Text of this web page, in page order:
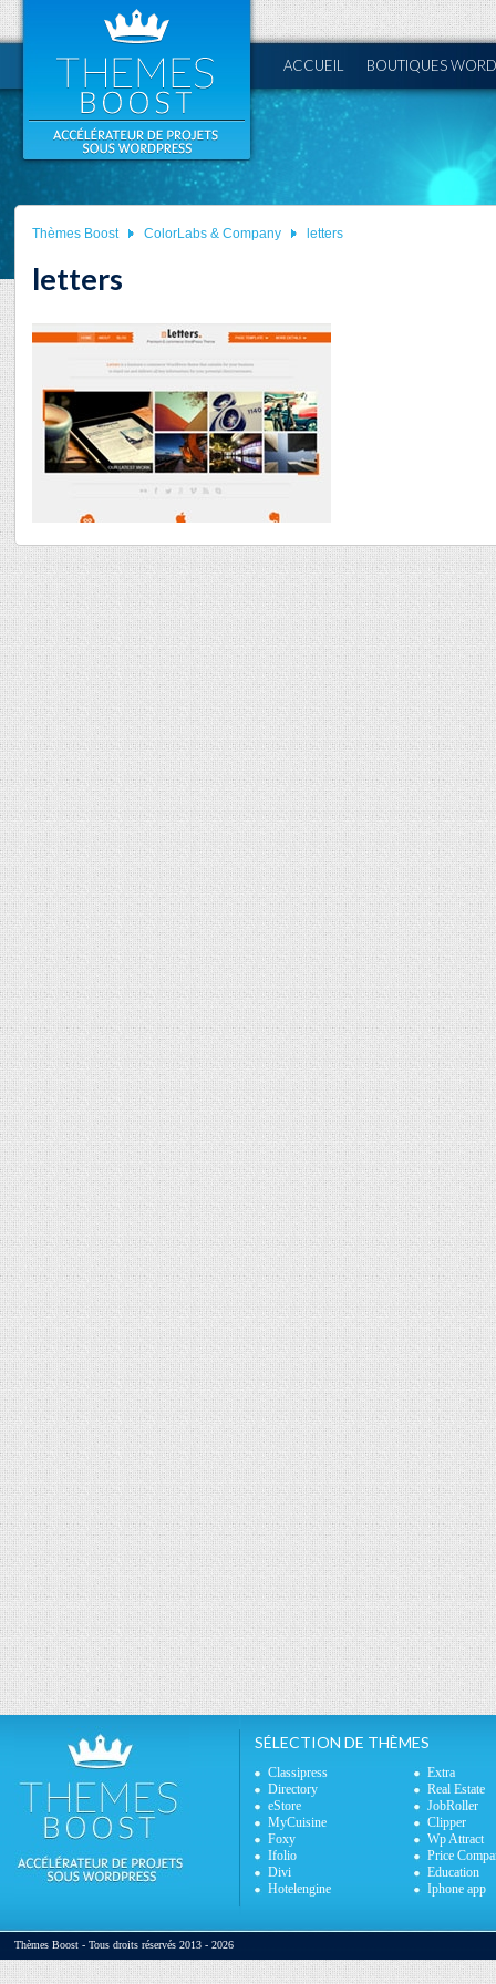
ACCUEIL BOUTIQUES
Thèmes Boost ColorLabs & Company letters
letters
SÉLECTION DE THÈMES
Classipress
Extra
Directory
Real Estate
eStore
JobRoller
MyCuisine
Clipper
Foxy
Wp Attract
Ifolio
Price
Divi
Education
Hotelengine
Iphone app
Thèmes Boost - Tous droits réservés 2013 - 2026